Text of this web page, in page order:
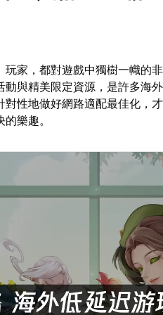
家，都對遊戲中獨樹一幟的
動與精美限定資源，是許多海
對性地做好網路適配最佳化，
樂趣。